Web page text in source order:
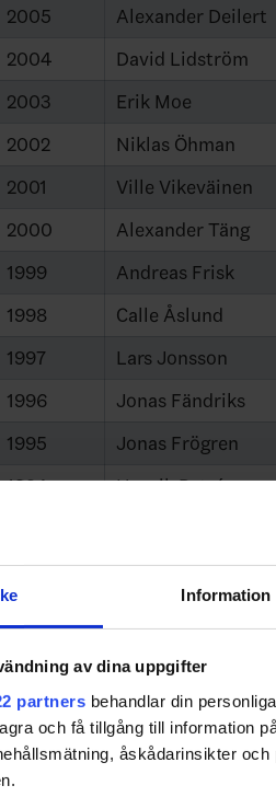
Information
av dina uppgifter
partners behandlar din
och få tillgång till information
åskådarinsikter
2005
Alexander Deilert
2004
David Lidström
2003
Erik Moe
2002
Niklas Öhman
2001
Ville Vikeväinen
2000
Alexander Täng
1999
Andreas Frisk
1998
Calle Åslund
1997
Lars Jonsson
1996
Jonas Fändriks
1995
Jonas Frögren
1994
Henrik Petré
1992
Henrik Rehnberg
1990
Anders Eriksson
1989
Mattias Hedlund
1988
Fredrik Bergquist
1987